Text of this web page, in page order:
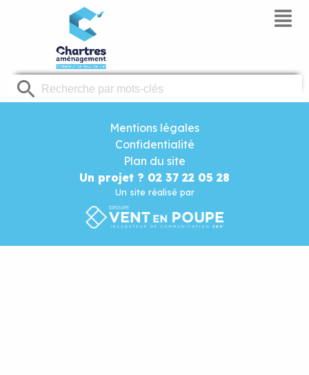
Mentions légales
Confidentialité
Plan du site
Un projet ? 02 37 22 05 28
Un site réalisé par
Panneau de gestion des cookies